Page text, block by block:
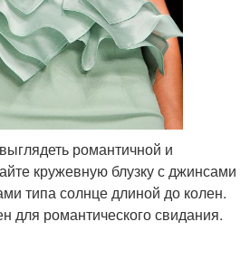
романтичной и
кружевную блузку с джинсами
типа солнце длиной до колен.
для романтического свидания.